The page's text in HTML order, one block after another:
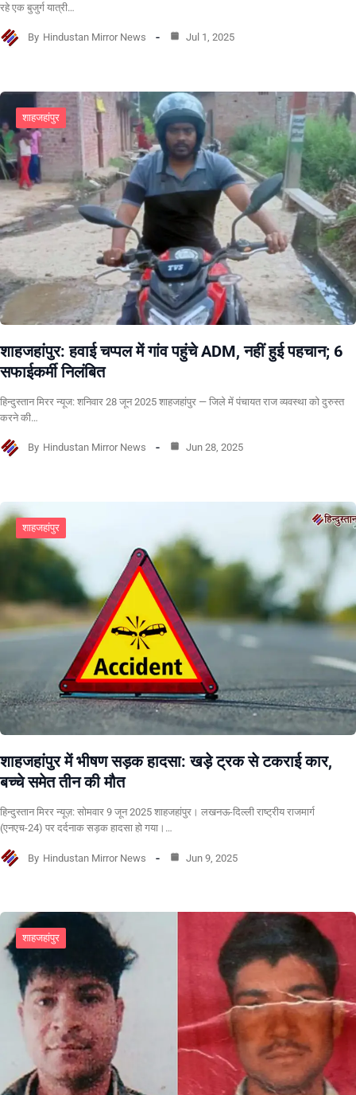
रहे एक बुजुर्ग यात्री…
By Hindustan Mirror News Jul 1, 2025
शाहजहांपुर
शाहजहांपुर: हवाई चप्पल में गांव पहुंचे ADM, नहीं हुई पहचान; 6
सफाईकर्मी निलंबित
हिन्दुस्तान मिरर न्यूज: शनिवार 28 जून 2025 शाहजहांपुर — जिले में पंचायत राज व्यवस्था को दुरुस्त
करने की…
By Hindustan Mirror News Jun 28, 2025
शाहजहांपुर
शाहजहांपुर में भीषण सड़क हादसा: खड़े ट्रक से टकराई कार,
बच्चे समेत तीन की मौत
हिन्दुस्तान मिरर न्यूज़: सोमवार 9 जून 2025 शाहजहांपुर। लखनऊ-दिल्ली राष्ट्रीय राजमार्ग
(एनएच-24) पर दर्दनाक सड़क हादसा हो गया।…
By Hindustan Mirror News Jun 9, 2025
शाहजहांपुर